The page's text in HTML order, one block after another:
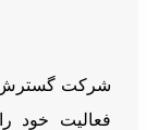
شرکت گسترش
فعالیت خود